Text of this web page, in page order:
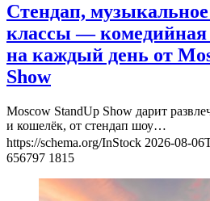
Стендап,
классы — комедийная
на каждый день от
Show
Moscow StandUp Show дарит
и кошелёк, от стендап шоу…
https://schema.org/InStock 2026-08-
656797 1815